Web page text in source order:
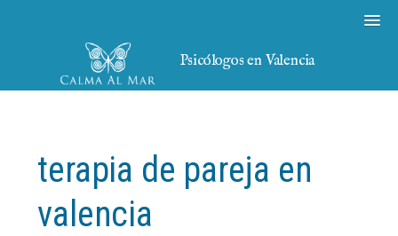
Psicólogos en Valencia
terapia de pareja en
valencia